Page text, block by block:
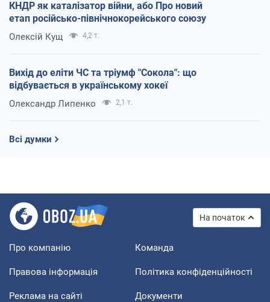
КНДР як каталізатор війни, або Про новий
етап російсько-північнокорейського союзу
Олексій Кущ 4,2 т.
Вихід до еліти ЧС та тріумф "Сокола": що
відбувається в українському хокеї
Олександр Липенко 2,1 т.
Всі думки
На початок
Про компанію Команда
Правова інформація Політика конфіденційності
Реклама на сайті Документи